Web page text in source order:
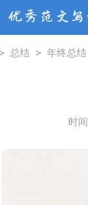
总结 > 年终总结
时